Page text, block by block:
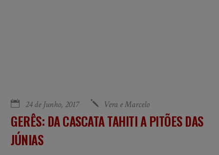
24 de Junho, 2017 Vera e Marcelo
GERÊS: DA CASCATA TAHITI A PITÕES DAS
JÚNIAS